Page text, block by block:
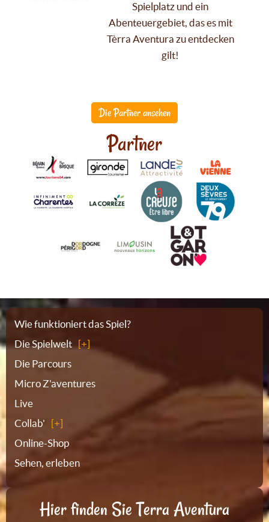
Spielplatz und ein
Abenteuergebiet, das es mit
Tèrra Aventura zu entdecken
gilt!
Die Partner ansehen
Partner
Sitemap
Wie funktioniert das Spiel?
Die Spielwelt
Die Parcours
Micro Z'aventures
Live
Collab'
Online-Shop
Sehen, erleben
Hier finden Sie Terra Aventura